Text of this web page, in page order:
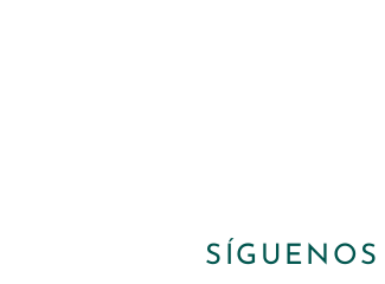
SÍGUENOS